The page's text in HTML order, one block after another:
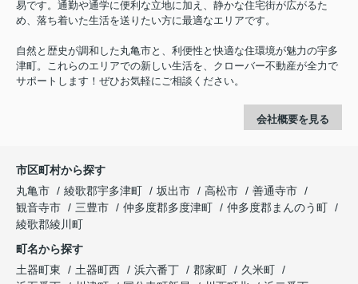
易です。通勤や通学に便利な立地に加え、静かな住宅街が広がるた
め、落ち着いた生活を送りたい方に最適なエリアです。
自然と歴史が調和した丸亀市と、利便性と快適な住環境が魅力の宇多
津町。これらのエリアでの新しい生活を、クローバー不動産が全力で
サポートします！ぜひお気軽にご相談ください。
会社概要を見る
市区町村から探す
丸亀市
綾歌郡宇多津町 坂出市 高松市
善通寺市
観音寺市
三豊市 仲多度郡多度津町
仲多度郡まんのう町
綾歌郡綾川町
町名から探す
土器町東
土器町西 浜六番丁 郡家町
久米町